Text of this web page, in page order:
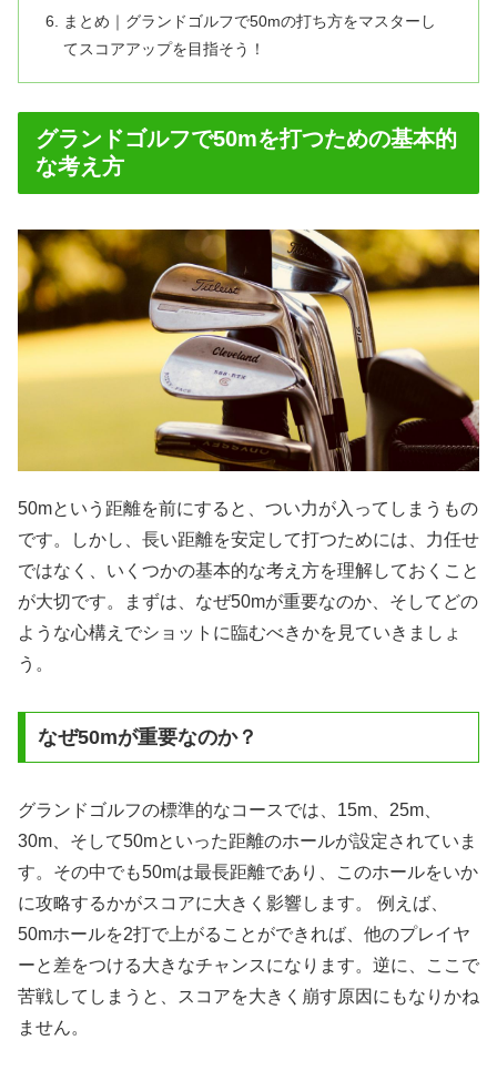
まとめ｜グランドゴルフで50mの打ち方をマスターし
てスコアアップを目指そう！
グランドゴルフで50mを打つための基本的
な考え方
50mという距離を前にすると、つい力が入ってしまうもの
です。しかし、長い距離を安定して打つためには、力任せ
ではなく、いくつかの基本的な考え方を理解しておくこと
が大切です。まずは、なぜ50mが重要なのか、そしてどの
ような心構えでショットに臨むべきかを見ていきましょ
う。
なぜ50mが重要なのか？
グランドゴルフの標準的なコースでは、15m、25m、
30m、そして50mといった距離のホールが設定されていま
す。その中でも50mは最長距離であり、このホールをいか
に攻略するかがスコアに大きく影響します。 例えば、
50mホールを2打で上がることができれば、他のプレイヤ
ーと差をつける大きなチャンスになります。逆に、ここで
苦戦してしまうと、スコアを大きく崩す原因にもなりかね
ません。